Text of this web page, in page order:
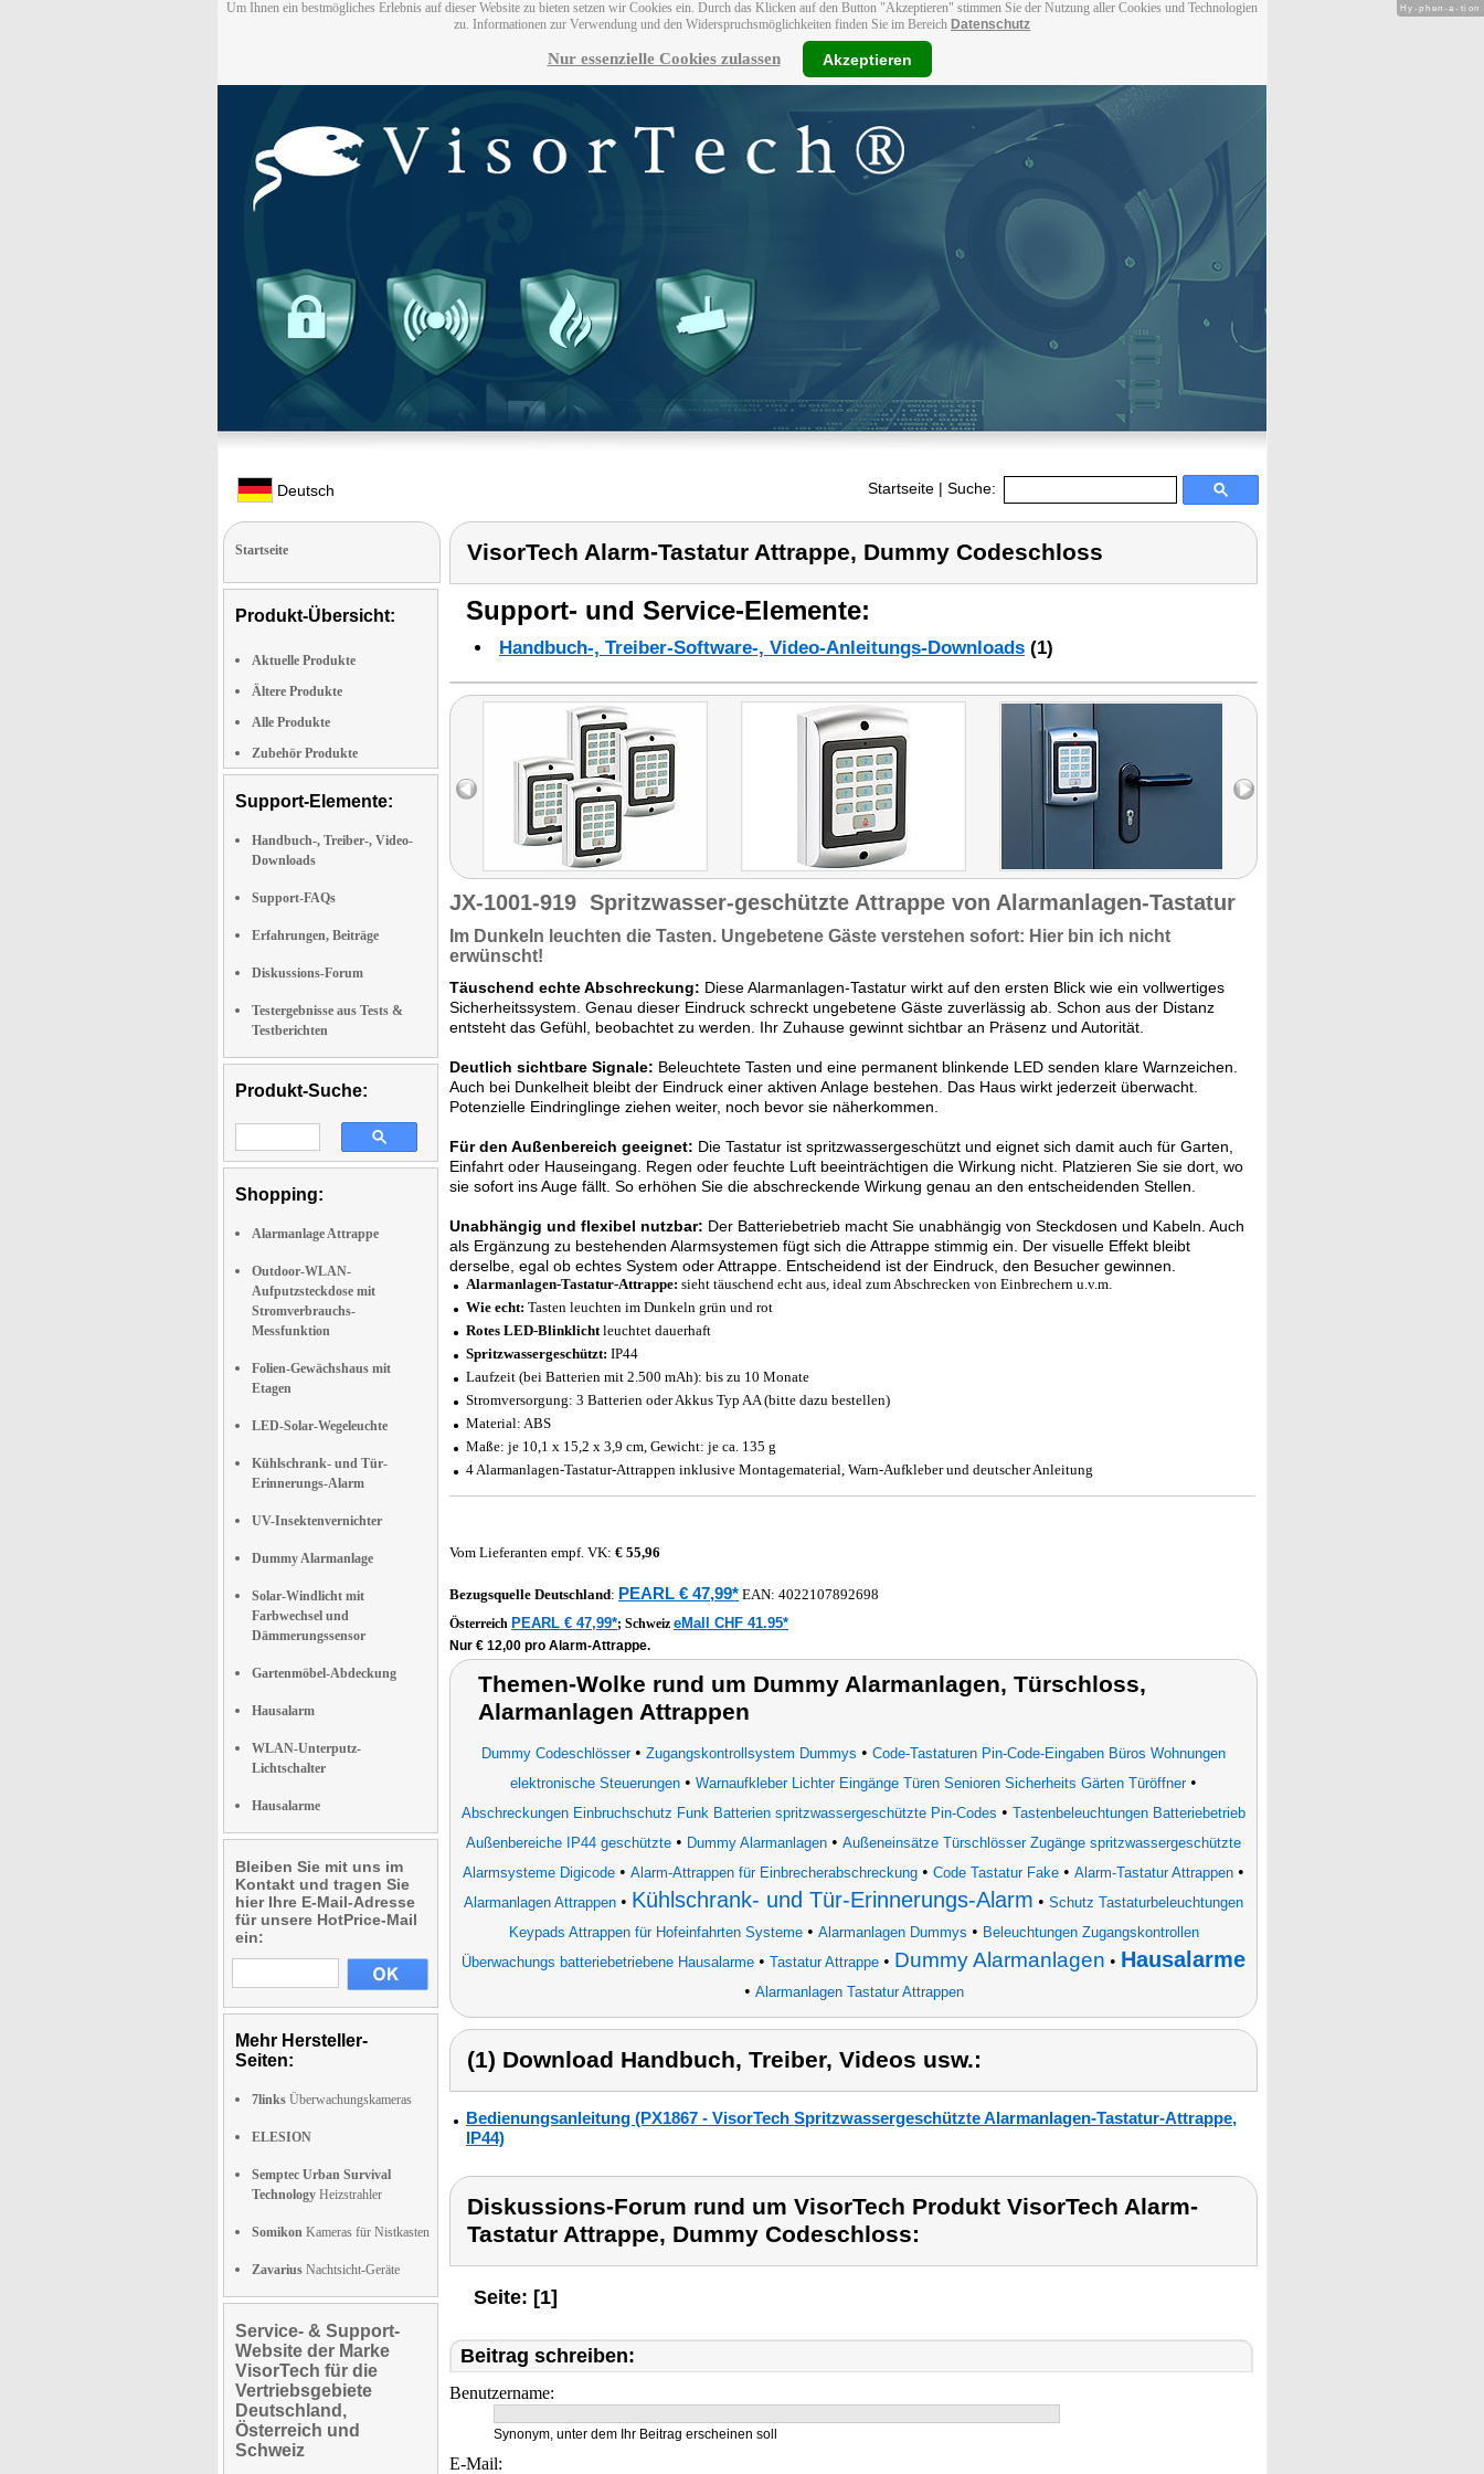
Um Ihnen ein bestmögliches Erlebnis auf dieser Website zu bieten setzen wir Cookies ein. Durch das Klicken auf den Button "Akzeptieren" stimmen Sie der Nutzung aller Cookies und Technologien
zu. Informationen zur Verwendung und den Widerspruchsmöglichkeiten finden Sie im Bereich Datenschutz
Nur essenzielle Cookies zulassen Akzeptieren
Deutsch Startseite | Suche:
Startseite
Produkt-Übersicht:
Aktuelle Produkte
Ältere Produkte
Alle Produkte
Zubehör Produkte
Support-Elemente:
Handbuch-, Treiber-, Video-
Downloads
Support-FAQs
Erfahrungen, Beiträge
Diskussions-Forum
Testergebnisse aus Tests &
Testberichten
Produkt-Suche:
Shopping:
Alarmanlage Attrappe
Outdoor-WLAN-
Aufputzsteckdose mit
Stromverbrauchs-
Messfunktion
Folien-Gewächshaus mit
Etagen
LED-Solar-Wegeleuchte
Kühlschrank- und Tür-
Erinnerungs-Alarm
UV-Insektenvernichter
Dummy Alarmanlage
Solar-Windlicht mit
Farbwechsel und
Dämmerungssensor
Gartenmöbel-Abdeckung
Hausalarm
WLAN-Unterputz-
Lichtschalter
Hausalarme
Bleiben Sie mit uns im
Kontakt und tragen Sie
hier Ihre E-Mail-Adresse
für unsere HotPrice-Mail
ein:
Mehr Hersteller-
Seiten:
7links Überwachungskameras
ELESION
Semptec Urban Survival
Technology Heizstrahler
Somikon Kameras für Nistkasten
Zavarius Nachtsicht-Geräte
Service- & Support-
Website der Marke
VisorTech für die
Vertriebsgebiete
Deutschland,
Österreich und
Schweiz
VisorTech Alarm-Tastatur Attrappe, Dummy Codeschloss
Support- und Service-Elemente:
Handbuch-, Treiber-Software-, Video-Anleitungs-Downloads (1)
JX-1001-919 Spritzwasser-geschützte Attrappe von Alarmanlagen-Tastatur
Im Dunkeln leuchten die Tasten. Ungebetene Gäste verstehen sofort: Hier bin ich nicht
erwünscht!
Täuschend echte Abschreckung: Diese Alarmanlagen-Tastatur wirkt auf den ersten Blick wie ein vollwertiges
Sicherheitssystem. Genau dieser Eindruck schreckt ungebetene Gäste zuverlässig ab. Schon aus der Distanz
entsteht das Gefühl, beobachtet zu werden. Ihr Zuhause gewinnt sichtbar an Präsenz und Autorität.
Deutlich sichtbare Signale: Beleuchtete Tasten und eine permanent blinkende LED senden klare Warnzeichen.
Auch bei Dunkelheit bleibt der Eindruck einer aktiven Anlage bestehen. Das Haus wirkt jederzeit überwacht.
Potenzielle Eindringlinge ziehen weiter, noch bevor sie näherkommen.
Für den Außenbereich geeignet: Die Tastatur ist spritzwassergeschützt und eignet sich damit auch für Garten,
Einfahrt oder Hauseingang. Regen oder feuchte Luft beeinträchtigen die Wirkung nicht. Platzieren Sie sie dort, wo
sie sofort ins Auge fällt. So erhöhen Sie die abschreckende Wirkung genau an den entscheidenden Stellen.
Unabhängig und flexibel nutzbar: Der Batteriebetrieb macht Sie unabhängig von Steckdosen und Kabeln. Auch
als Ergänzung zu bestehenden Alarmsystemen fügt sich die Attrappe stimmig ein. Der visuelle Effekt bleibt
derselbe, egal ob echtes System oder Attrappe. Entscheidend ist der Eindruck, den Besucher gewinnen.
Alarmanlagen-Tastatur-Attrappe: sieht täuschend echt aus, ideal zum Abschrecken von Einbrechern u.v.m.
Wie echt: Tasten leuchten im Dunkeln grün und rot
Rotes LED-Blinklichtleuchtet dauerhaft
Spritzwassergeschützt: IP44
Laufzeit (bei Batterien mit 2.500 mAh): bis zu 10 Monate
Stromversorgung: 3 Batterien oder Akkus Typ AA (bitte dazu bestellen)
Material: ABS
Maße: je 10,1 x 15,2 x 3,9 cm, Gewicht: je ca. 135 g
4 Alarmanlagen-Tastatur-Attrappen inklusive Montagematerial, Warn-Aufkleber und deutscher Anleitung
Vom Lieferanten empf. VK: € 55,96
Bezugsquelle Deutschland: PEARL € 47,99* EAN: 4022107892698
Österreich PEARL € 47,99*; Schweiz eMall CHF 41.95*
Nur € 12,00 pro Alarm-Attrappe.
Themen-Wolke rund um Dummy Alarmanlagen, Türschloss,
Alarmanlagen Attrappen
Dummy Codeschlösser• Zugangskontrollsystem Dummys • Code-Tastaturen Pin-Code-Eingaben Büros Wohnungen
elektronische Steuerungen • Warnaufkleber Lichter Eingänge Türen Senioren Sicherheits Gärten Türöffner•
Abschreckungen Einbruchschutz Funk Batterien spritzwassergeschützte Pin-Codes • Tastenbeleuchtungen Batteriebetrieb
Außenbereiche IP44 geschützte • Dummy Alarmanlagen • Außeneinsätze Türschlösser Zugänge spritzwassergeschützte
Alarmsysteme Digicode • Alarm-Attrappen für Einbrecherabschreckung • Code Tastatur Fake • Alarm-Tastatur Attrappen •
Alarmanlagen Attrappen • Kühlschrank- und Tür-Erinnerungs-Alarm • Schutz Tastaturbeleuchtungen
Keypads Attrappen für Hofeinfahrten Systeme• Alarmanlagen Dummys • Beleuchtungen Zugangskontrollen
Überwachungs batteriebetriebene Hausalarme • Tastatur Attrappe • Dummy Alarmanlagen • Hausalarme
• Alarmanlagen Tastatur Attrappen
(1) Download Handbuch, Treiber, Videos usw.:
Bedienungsanleitung (PX1867 - VisorTech Spritzwassergeschützte Alarmanlagen-Tastatur-Attrappe,
IP44)
Diskussions-Forum rund um VisorTech Produkt VisorTech Alarm-
Tastatur Attrappe, Dummy Codeschloss:
Seite: [1]
Beitrag schreiben:
Benutzername:
Synonym, unter dem Ihr Beitrag erscheinen soll
E-Mail:
Hy-phen-a-tion